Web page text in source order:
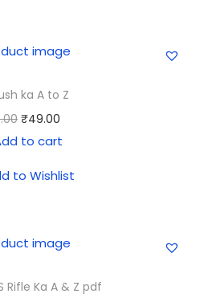
ka A to Z
₹49.00
to cart
to Wishlist
Rifle Ka A & Z pdf